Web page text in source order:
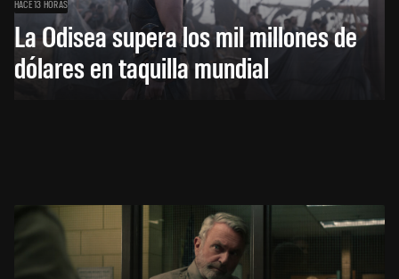
HACE 13 HORAS
La Odisea supera los mil millones de
dólares en taquilla mundial